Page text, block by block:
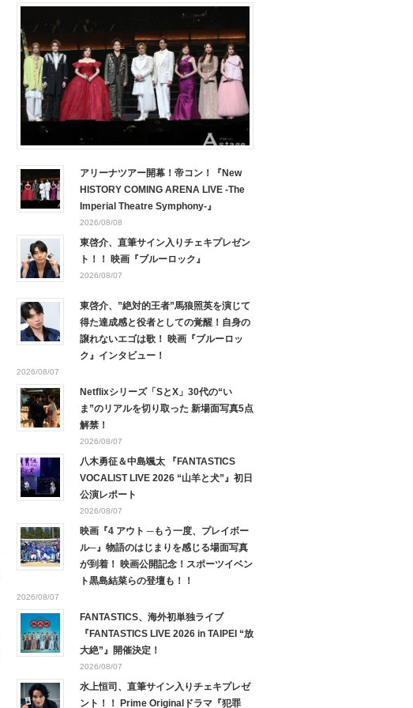
アリーナツアー開幕！帝コン！『New
HISTORY COMING ARENA LIVE -The
Imperial Theatre Symphony-』
2026/08/08
東啓介、直筆サイン入りチェキプレゼン
ト！！ 映画『ブルーロック』
2026/08/07
東啓介、”絶対的王者”馬狼照英を演じて
得た達成感と役者としての覚醒！自身の
譲れないエゴは歌！ 映画『ブルーロッ
ク』インタビュー！
2026/08/07
Netflixシリーズ「SとX」30代の“い
ま”のリアルを切り取った 新場面写真5点
解禁！
2026/08/07
八木勇征＆中島颯太 『FANTASTICS
VOCALIST LIVE 2026 “山羊と犬”』初日
公演レポート
2026/08/07
映画『4 アウト ─もう一度、プレイボー
ル─』物語のはじまりを感じる場面写真
が到着！ 映画公開記念！スポーツイベン
ト黒島結菜らの登壇も！！
2026/08/07
FANTASTICS、海外初単独ライブ
『FANTASTICS LIVE 2026 in TAIPEI “放
大絶”』開催決定！
2026/08/07
水上恒司、直筆サイン入りチェキプレゼ
ント！！ Prime Originalドラマ『犯罪